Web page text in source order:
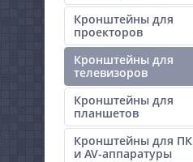
Кронштейны для
проекторов
Кронштейны для
телевизоров
Кронштейны для
планшетов
Кронштейны для ПК
и AV-аппаратуры